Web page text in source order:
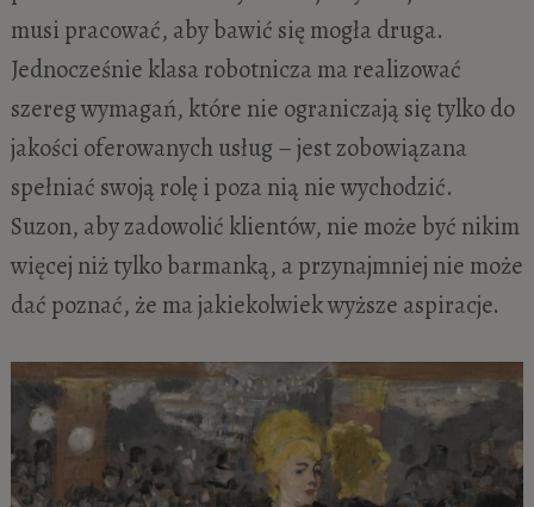
musi pracować, aby bawić się mogła druga.
Jednocześnie klasa robotnicza ma realizować
szereg wymagań, które nie ograniczają się tylko do
jakości oferowanych usług – jest zobowiązana
spełniać swoją rolę i poza nią nie wychodzić.
Suzon, aby zadowolić klientów, nie może być nikim
więcej niż tylko barmanką, a przynajmniej nie może
dać poznać, że ma jakiekolwiek wyższe aspiracje.